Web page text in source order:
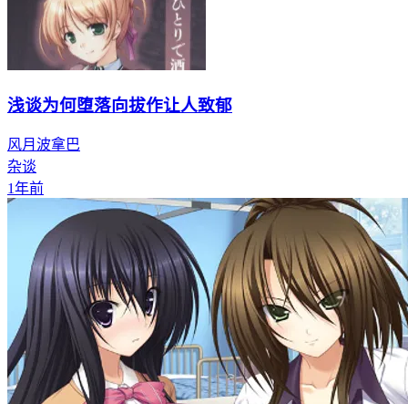
浅谈为何堕落向拔作让人致郁
风月波拿巴
杂谈
1年前